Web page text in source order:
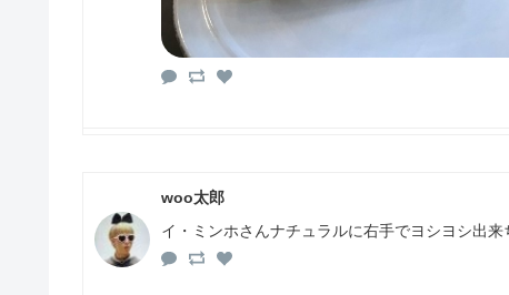
woo太郎
イ・ミンホさんナチュラルに右手でヨシヨシ出